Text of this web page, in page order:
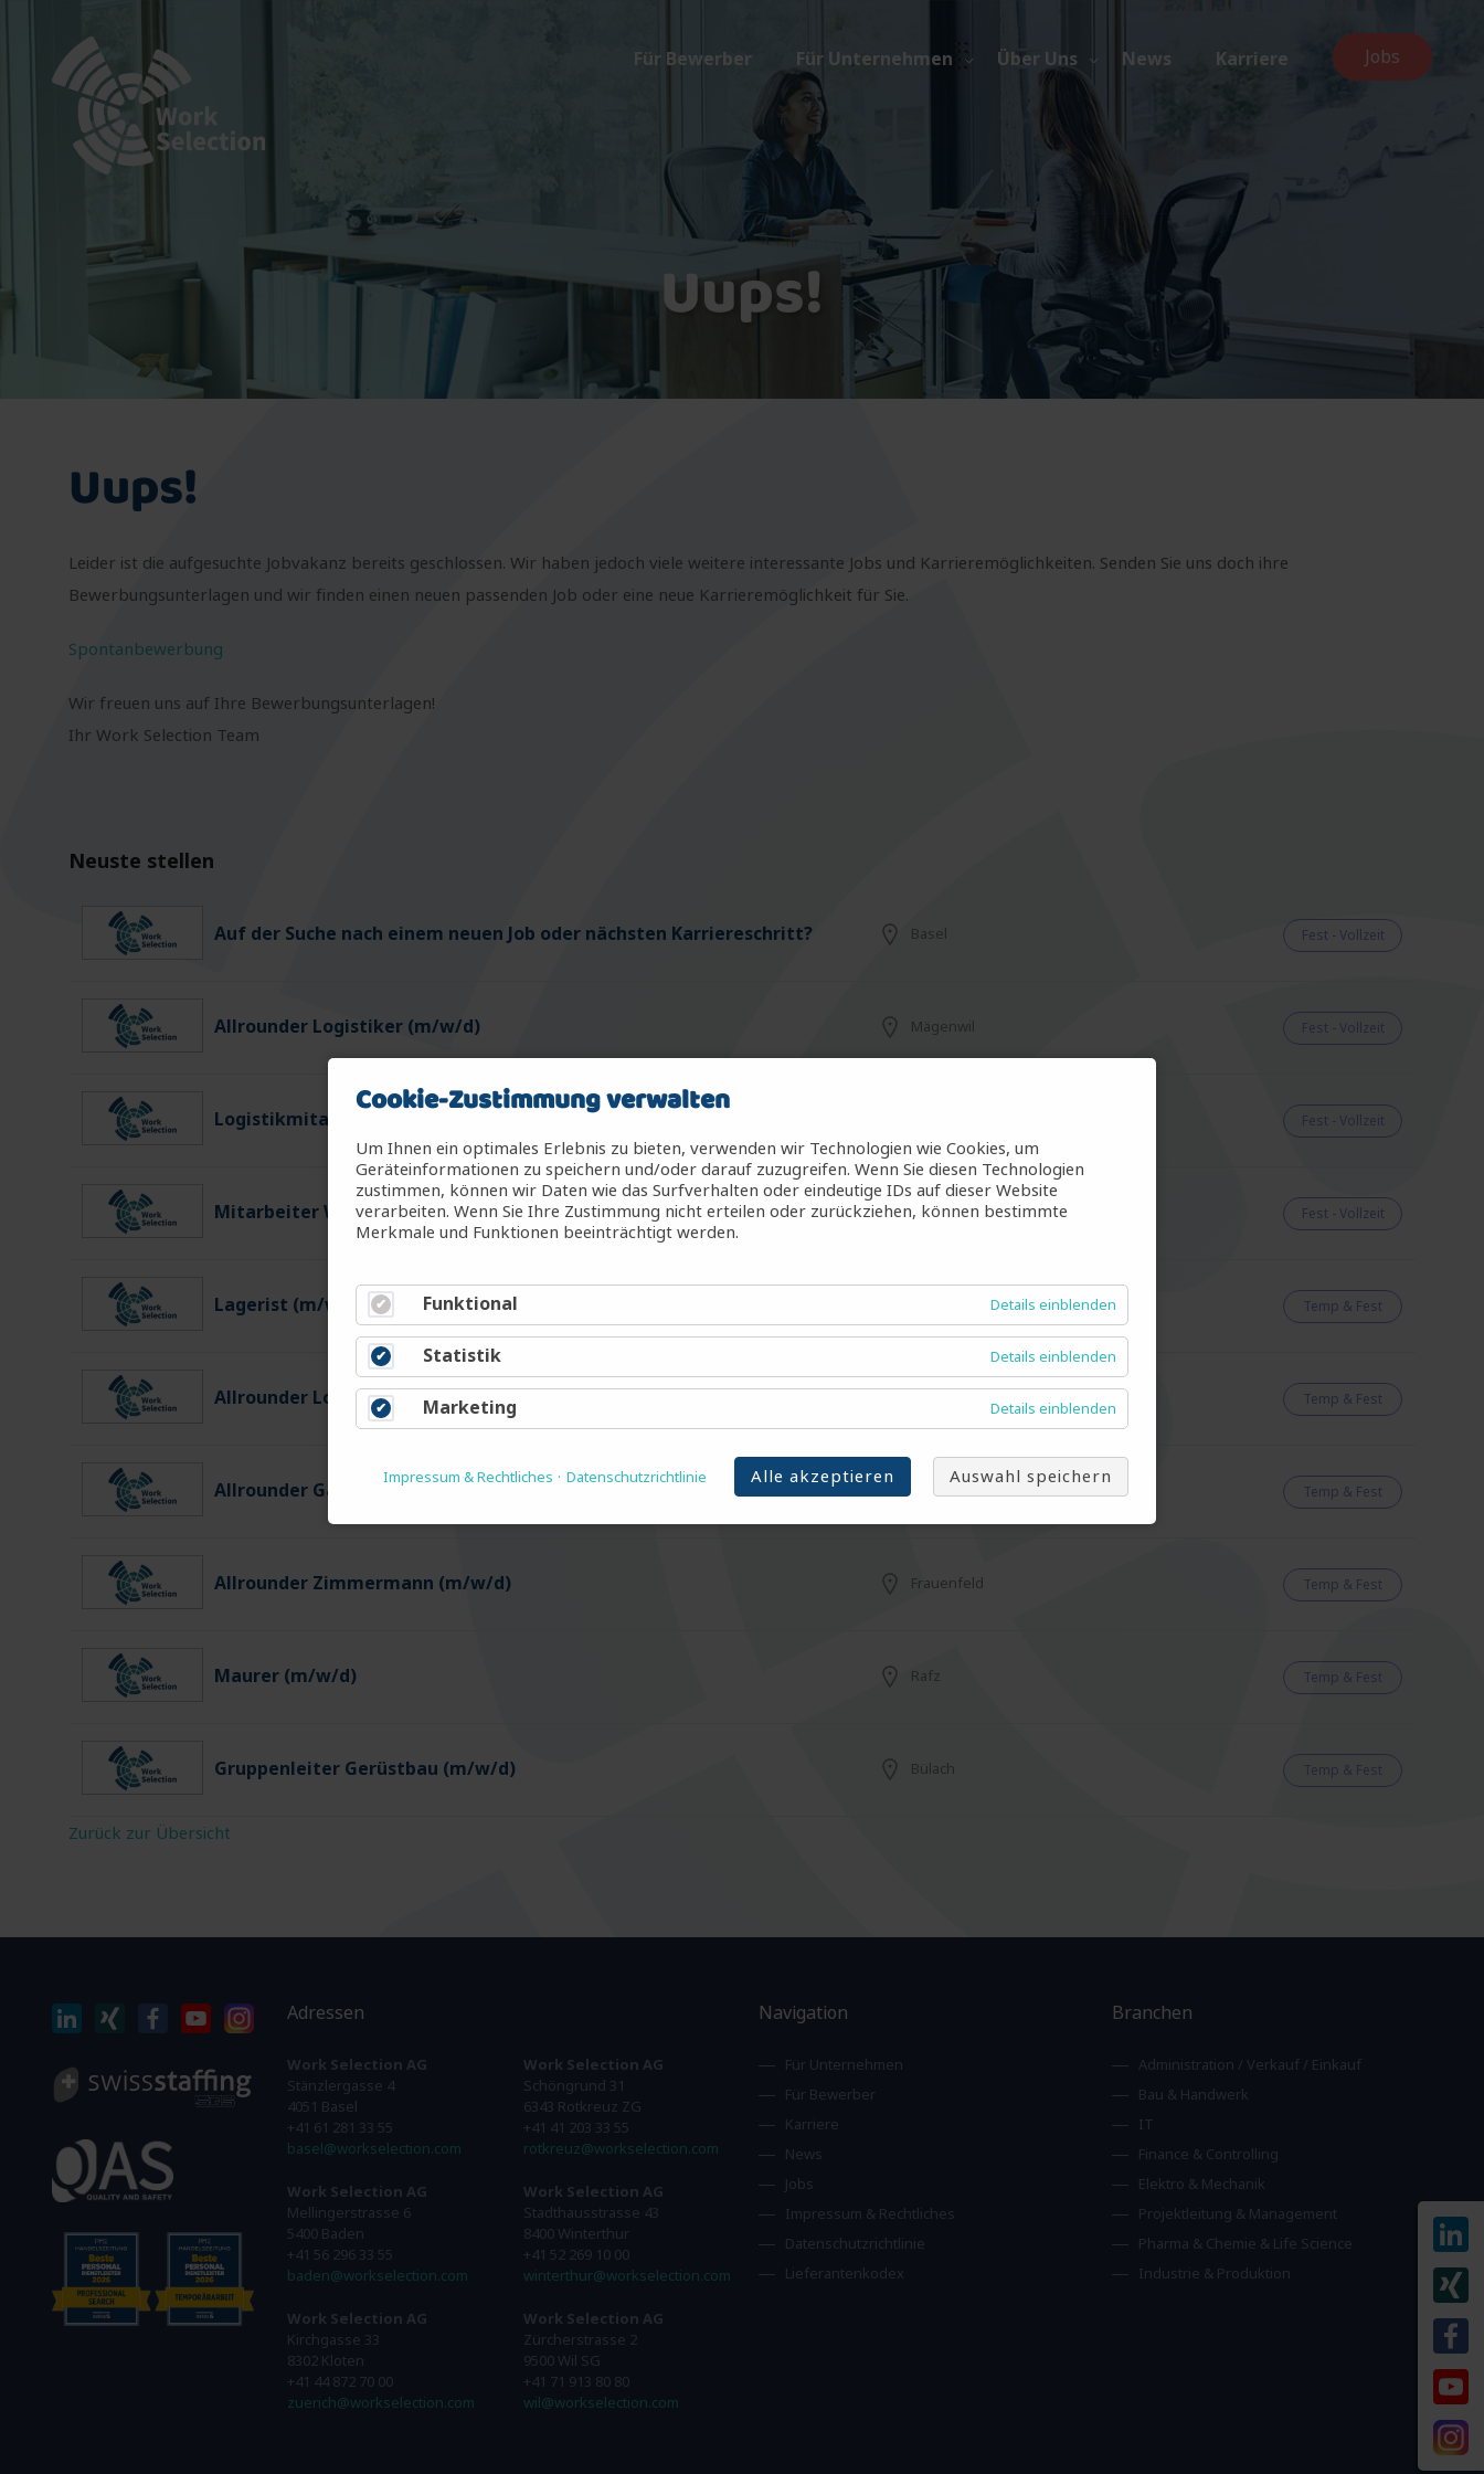
Jobs
Für Bewerber Für Unternehmen Über Uns News Karriere
Uups!
Uups!
Leider ist die aufgesuchte Jobvakanz bereits geschlossen. Wir haben jedoch viele weitere interessante Jobs und Karrieremöglichkeiten. Senden Sie uns doch ihre
Bewerbungsunterlagen und wir finden einen neuen passenden Job oder eine neue Karrieremöglichkeit für Sie.
Spontanbewerbung
Wir freuen uns auf Ihre Bewerbungsunterlagen!
Ihr Work Selection Team
Neuste stellen
Auf der Suche nach einem neuen Job oder nächsten Karriereschritt? Basel Fest - Vollzeit
Allrounder Logistiker (m/w/d) Mägenwil Fest - Vollzeit
Logistikmitarbeiter (m/w/d) Fest - Vollzeit
Mitarbeiter Warenein-/ausgang (m/w/d) Mägenwil Fest - Vollzeit
Lagerist (m/w/d) Temp & Fest
Allrounder Logistiker (m/w/d) Temp & Fest
Allrounder Gartenbau (m/w/d) Arbon Temp & Fest
Allrounder Zimmermann (m/w/d) Frauenfeld Temp & Fest
Maurer (m/w/d) Rafz Temp & Fest
Gruppenleiter Gerüstbau (m/w/d) Bülach Temp & Fest
Zurück zur Übersicht
Adressen
Work Selection AG
Stänzlergasse 4
4051 Basel
+41 61 281 33 55
basel@workselection.com
Work Selection AG
Mellingerstrasse 6
5400 Baden
+41 56 296 33 55
baden@workselection.com
Work Selection AG
Kirchgasse 33
8302 Kloten
+41 44 872 70 00
zuerich@workselection.com
Work Selection AG
Schöngrund 31
6343 Rotkreuz ZG
+41 41 203 33 55
rotkreuz@workselection.com
Work Selection AG
Stadthausstrasse 43
8400 Winterthur
+41 52 269 10 00
winterthur@workselection.com
Work Selection AG
Zürcherstrasse 2
9500 Wil SG
+41 71 913 80 80
wil@workselection.com
Navigation
Für Unternehmen
Für Bewerber
Karriere
News
Jobs
Impressum & Rechtliches
Datenschutzrichtlinie
Lieferantenkodex
Branchen
Administration / Verkauf / Einkauf
Bau & Handwerk
IT
Finance & Controlling
Elektro & Mechanik
Projektleitung & Management
Pharma & Chemie & Life Science
Industrie & Produktion
Cookie-Zustimmung verwalten
Um Ihnen ein optimales Erlebnis zu bieten, verwenden wir Technologien wie Cookies, um
Geräteinformationen zu speichern und/oder darauf zuzugreifen. Wenn Sie diesen Technologien
zustimmen, können wir Daten wie das Surfverhalten oder eindeutige IDs auf dieser Website
verarbeiten. Wenn Sie Ihre Zustimmung nicht erteilen oder zurückziehen, können bestimmte
Merkmale und Funktionen beeinträchtigt werden.
Funktional Details einblenden
Statistik Details einblenden
Marketing Details einblenden
Auswahl speichern
Alle akzeptieren
Impressum & Rechtliches Datenschutzrichtlinie